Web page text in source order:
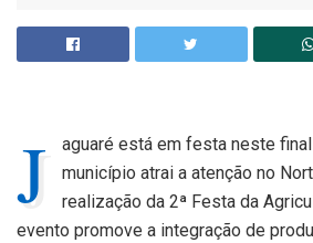
J
aguaré está em festa neste
município atrai a atenção no
realização da 2ª Festa da
evento promove a integração de